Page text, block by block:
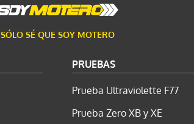
SÓLO SÉ QUE SOY MOTERO
PRUEBAS
Prueba Ultraviolette F77
Prueba Zero XB y XE